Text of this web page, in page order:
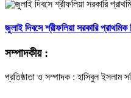
জুলাই দিবসে শ্রীফলিয়া সরকারি প্রাথমিক
সম্পাদকীয় :
প্রতিষ্ঠাতা ও সম্পাদক : হাসিবুল ইসলাম